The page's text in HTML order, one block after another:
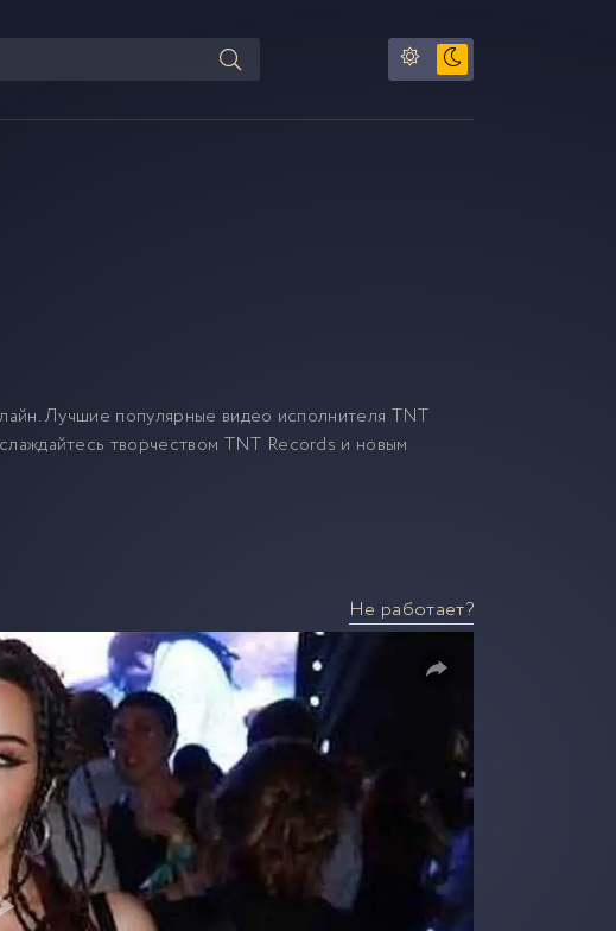
Лучшие популярные видео исполнителя TNT
творчеством TNT Records и новым
Не работает?